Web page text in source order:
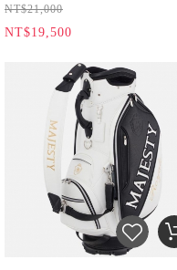
NT$21,000
NT$19,500